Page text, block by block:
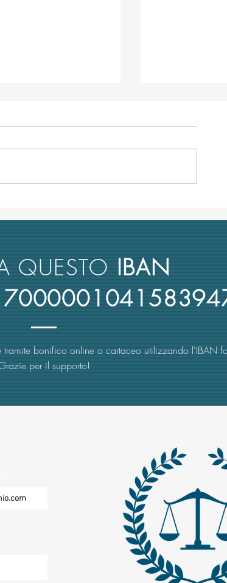
italiane alla
Politecnico di
QUESTO IBAN
bonifico online o cartaceo utilizzando l'IBAN
per il supporto!